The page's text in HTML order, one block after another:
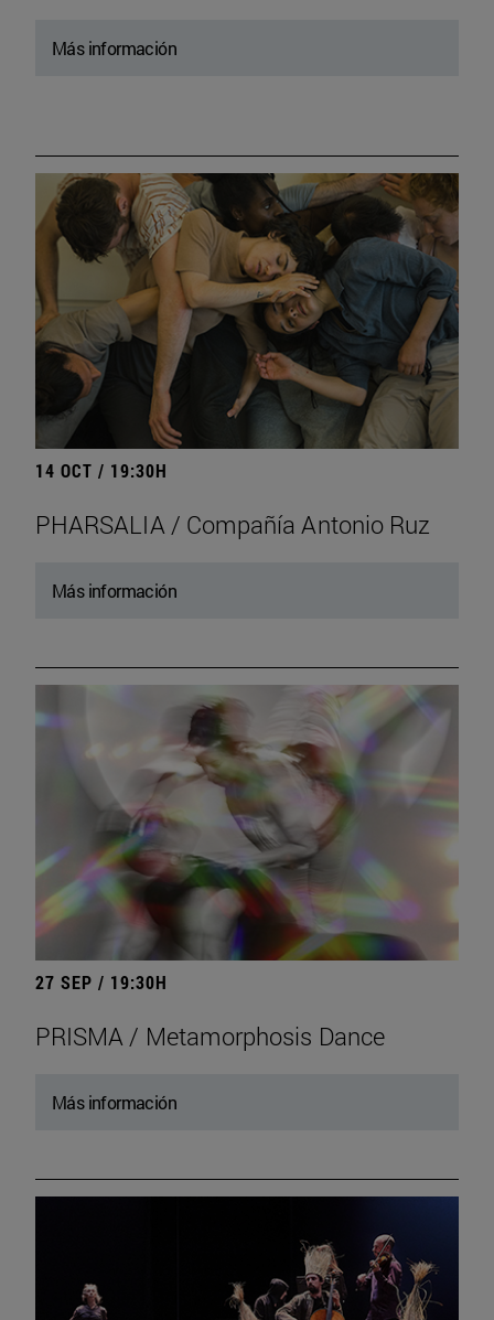
Más información
14 OCT / 19:30H
PHARSALIA / Compañía Antonio Ruz
Más información
27 SEP / 19:30H
PRISMA / Metamorphosis Dance
Más información